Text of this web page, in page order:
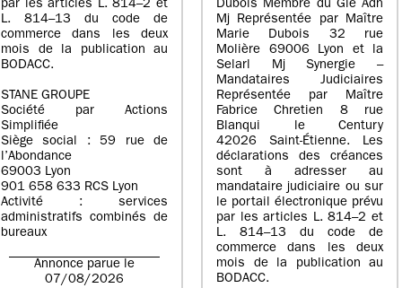
par les articles L. 814–2 et
L. 814–13 du code de
commerce dans les deux
mois de la publication au
BODACC.
STANE GROUPE
Société par Actions
Simplifiée
Siège social : 59 rue de
l’Abondance
69003 Lyon
901 658 633 RCS Lyon
Activité : services
administratifs combinés de
bureaux
Annonce parue le
07/08/2026
Dubois Membre du Gie Adn
Mj Représentée par Maître
Marie Dubois 32 rue
Molière 69006 Lyon et la
Selarl Mj Synergie –
Mandataires Judiciaires
Représentée par Maître
Fabrice Chretien 8 rue
Blanqui le Century
42026 Saint-Étienne. Les
déclarations des créances
sont à adresser au
mandataire judiciaire ou sur
le portail électronique prévu
par les articles L. 814–2 et
L. 814–13 du code de
commerce dans les deux
mois de la publication au
BODACC.